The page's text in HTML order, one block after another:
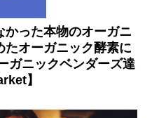
かった本物のオーガニ
たオーガニック酵素に
ガニックベンダーズ達
】